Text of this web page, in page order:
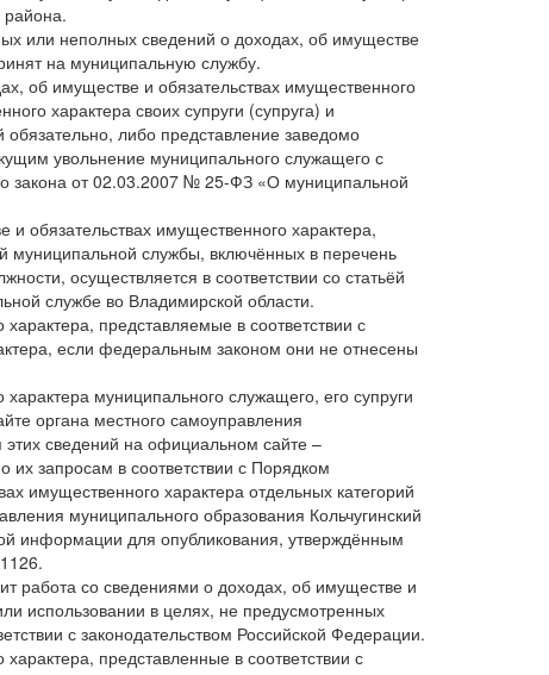
района.
или неполных сведений о доходах, об имуществе
на муниципальную службу.
об имуществе и обязательствах имущественного
характера своих супруги (супруга) и
либо представление заведомо
увольнение муниципального служащего с
закона от 02.03.2007 № 25-ФЗ «О муниципальной
обязательствах имущественного характера,
службы, включённых в перечень
осуществляется в соответствии со статьёй
службе во Владимирской области.
представляемые в соответствии с
если федеральным законом они не отнесены
муниципального служащего, его супруги
органа местного самоуправления
этих сведений на официальном сайте –
запросам в соответствии с Порядком
имущественного характера отдельных категорий
муниципального образования Кольчугинский
информации для опубликования, утверждённым
работа со сведениями о доходах, об имуществе и
использовании в целях, не предусмотренных
с законодательством Российской Федерации.
представленные в соответствии с